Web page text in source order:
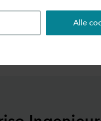
Alle
instellingen aanpassen